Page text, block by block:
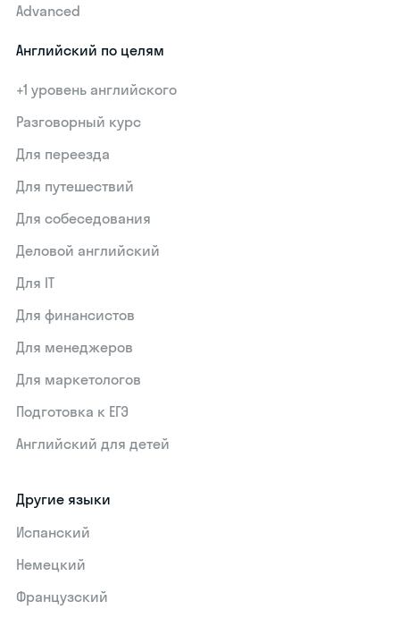
Advanced
Английский по целям
+1 уровень английского
Разговорный курс
Для переезда
Для путешествий
Для собеседования
Деловой английский
Для IT
Для финансистов
Для менеджеров
Для маркетологов
Подготовка к ЕГЭ
Английский для детей
Другие языки
Испанский
Немецкий
Французский